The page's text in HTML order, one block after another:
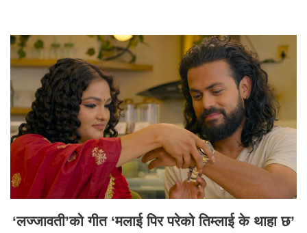
‘लज्जावती’को गीत ‘मलाई पिर परेको तिम्लाई के थाहा छ’